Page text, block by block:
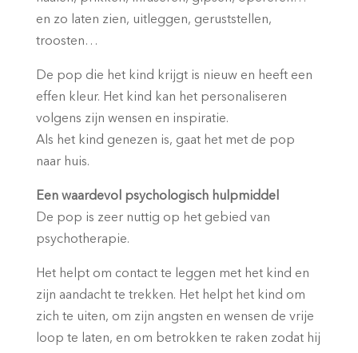
en zo laten zien, uitleggen, geruststellen,
troosten…
De pop die het kind krijgt is nieuw en heeft een
effen kleur. Het kind kan het personaliseren
volgens zijn wensen en inspiratie.
Als het kind genezen is, gaat het met de pop
naar huis.
Een waardevol psychologisch hulpmiddel
De pop is zeer nuttig op het gebied van
psychotherapie.
Het helpt om contact te leggen met het kind en
zijn aandacht te trekken. Het helpt het kind om
zich te uiten, om zijn angsten en wensen de vrije
loop te laten, en om betrokken te raken zodat hij